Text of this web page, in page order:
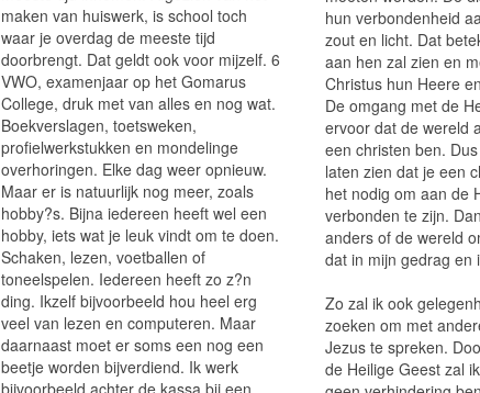
maken van huiswerk, is school toch
waar je overdag de meeste tijd
doorbrengt. Dat geldt ook voor mijzelf. 6
VWO, examenjaar op het Gomarus
College, druk met van alles en nog wat.
Boekverslagen, toetsweken,
profielwerkstukken en mondelinge
overhoringen. Elke dag weer opnieuw.
Maar er is natuurlijk nog meer, zoals
hobby?s. Bijna iedereen heeft wel een
hobby, iets wat je leuk vindt om te doen.
Schaken, lezen, voetballen of
toneelspelen. Iedereen heeft zo z?n
ding. Ikzelf bijvoorbeeld hou heel erg
veel van lezen en computeren. Maar
daarnaast moet er soms een nog een
beetje worden bijverdiend. Ik werk
bijvoorbeeld achter de kassa bij een
hun verbondenheid
zout en licht. Dat
aan hen zal zien en
Christus hun Heere
De omgang met de
ervoor dat de wereld
een christen ben.
laten zien dat je een
het nodig om aan de
verbonden te zijn.
anders of de wereld
dat in mijn gedrag en
Zo zal ik ook
zoeken om met
Jezus te spreken.
de Heilige Geest zal